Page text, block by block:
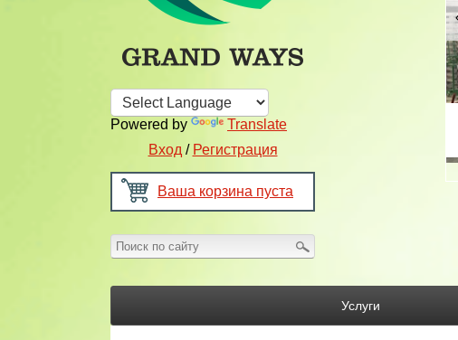
Powered by
Translate
Вход / Регистрация
Ваша корзина пуста
Услуги